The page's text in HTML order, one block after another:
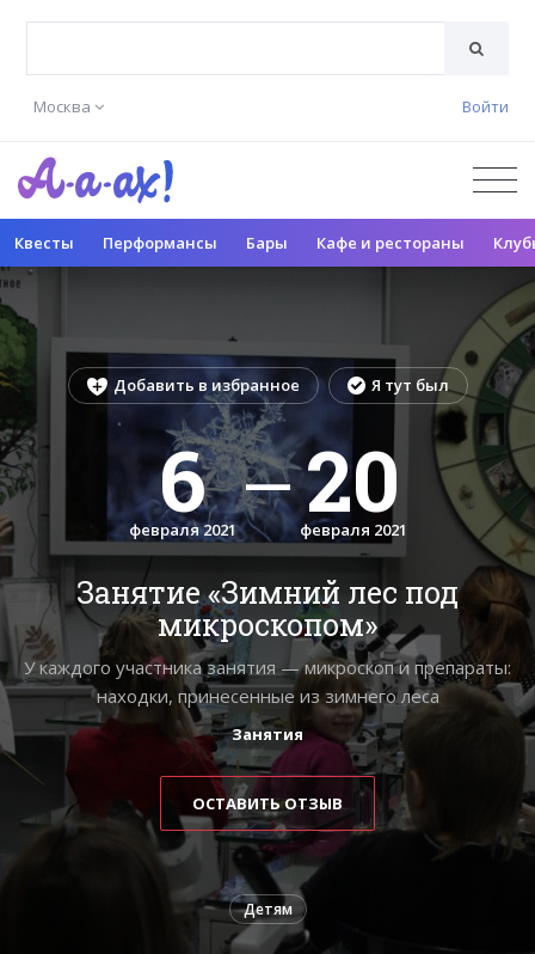
Москва Войти
Квесты Перформансы Бары Кафе и рестораны
Добавить в избранное Я тут был
6
февраля 2021
— 20
февраля 2021
Занятие «Зимний лес под
микроскопом»
У каждого участника занятия — микроскоп и препараты:
находки, принесенные из зимнего леса
Занятия
ОСТАВИТЬ ОТЗЫВ
Детям